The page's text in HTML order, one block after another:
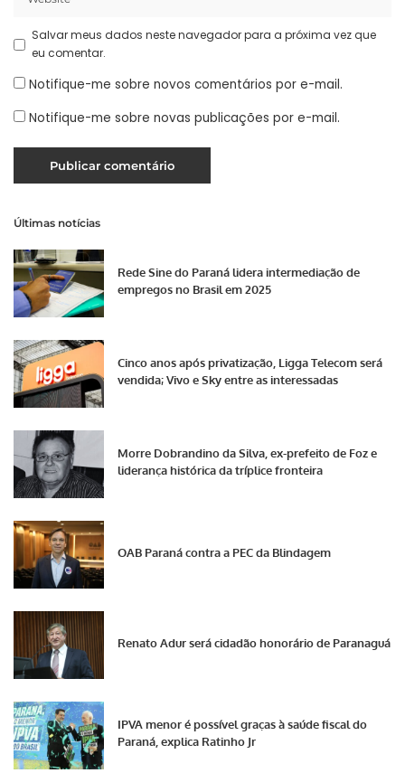
Salvar meus dados neste navegador para a próxima vez que
eu comentar.
Notifique-me sobre novos comentários por e-mail.
Notifique-me sobre novas publicações por e-mail.
Últimas notícias
Rede Sine do Paraná lidera intermediação de
empregos no Brasil em 2025
Cinco anos após privatização, Ligga Telecom será
vendida; Vivo e Sky entre as interessadas
Morre Dobrandino da Silva, ex-prefeito de Foz e
liderança histórica da tríplice fronteira
OAB Paraná contra a PEC da Blindagem
Renato Adur será cidadão honorário de Paranaguá
IPVA menor é possível graças à saúde fiscal do
Paraná, explica Ratinho Jr